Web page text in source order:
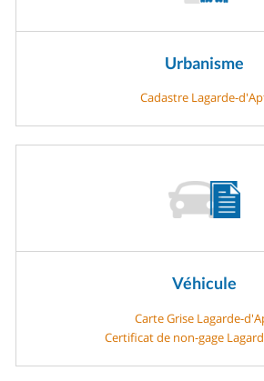
Urbanisme
Cadastre Lagarde-
Véhicule
Carte Grise Lagarde-
Certificat de non-gage